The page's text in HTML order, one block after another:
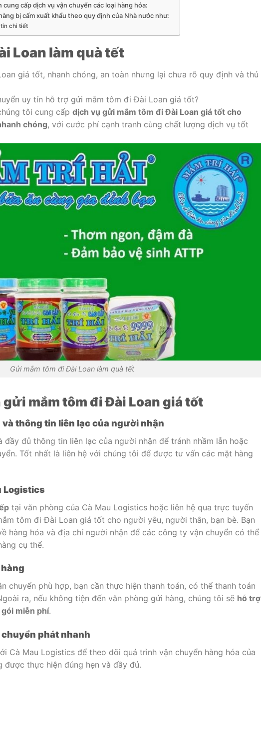
cung cấp dịch vụ vận chuyển các loại hàng hóa:
bị cấm xuất khẩu theo quy định của Nhà nước như:
chi tiết
Loan làm quà tết
giá tốt, nhanh chóng, an toàn nhưng lại chưa rõ quy định và thủ
uy tín hỗ trợ gửi mắm tôm đi Đài Loan giá tốt?
tôi cung cấp dịch vụ gửi mắm tôm đi Đài Loan giá tốt cho
chóng, với cước phí cạnh tranh cùng chất lượng dịch vụ tốt
Gửi mắm tôm đi Đài Loan làm quà tết
mắm tôm đi Đài Loan giá tốt
và thông tin liên lạc của người nhận
đầy đủ thông tin liên lạc của người nhận để tránh nhầm lẫn hoặc
Tốt nhất là liên hệ với chúng tôi để được tư vấn các mặt hàng
Logistics
tại văn phòng của Cà Mau Logistics hoặc liên hệ qua trực tuyến
tôm đi Đài Loan giá tốt cho người yêu, người thân, bạn bè. Bạn
hàng hóa và địa chỉ người nhận để các công ty vận chuyển có thể
cụ thể.
chuyển phù hợp, bạn cần thực hiện thanh toán, có thể thanh toán
ra, nếu không tiện đến văn phòng gửi hàng, chúng tôi sẽ hỗ trợ
miễn phí.
phát nhanh
Cà Mau Logistics để theo dõi quá trình vận chuyển hàng hóa của
được thực hiện đúng hẹn và đầy đủ.